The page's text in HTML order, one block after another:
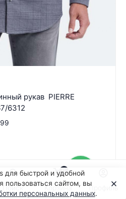
рукав PIERRE
6312
для быстрой и удобной
пользоваться сайтом, вы
персональных данных.
Поиск
0
Корзина Профиль